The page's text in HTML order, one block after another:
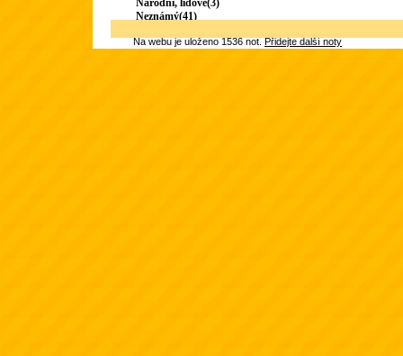
Národní, lidové(3)
Neznámý(41)
Na webu je uloženo 1536 not.Přidejte další noty